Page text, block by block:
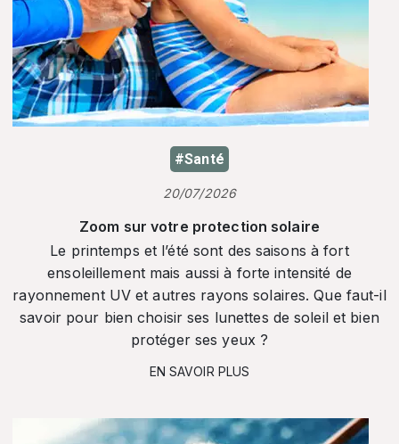
#Santé
20/07/2026
Zoom sur votre protection solaire
Le printemps et l’été sont des saisons à fort
ensoleillement mais aussi à forte intensité de
rayonnement UV et autres rayons solaires. Que faut-il
savoir pour bien choisir ses lunettes de soleil et bien
protéger ses yeux ?
EN SAVOIR PLUS